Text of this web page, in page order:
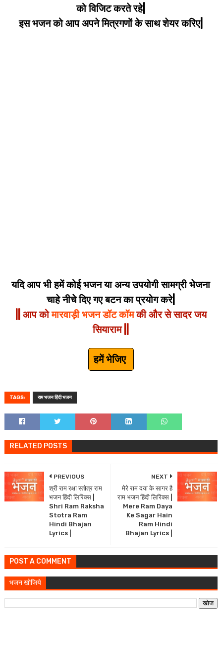
को विजिट करते रहे|
इस भजन को आप अपने मित्रगणों के साथ शेयर करिए|
यदि आप भी हमें कोई भजन या अन्य उपयोगी सामग्री भेजना
चाहे नीचे दिए गए बटन का प्रयोग करे|
|| आप कोमारवाड़ी भजन डॉट कॉमकी और से सादर जय
सियाराम ||
हमें भेजिए
TAGS: राम भजन हिंदी भजन
RELATED POSTS
NEXT
मेरे राम दया के सागर है
राम भजन हिंदी लिरिक्स |
Mere Ram Daya
Ke Sagar Hain
Ram Hindi
Bhajan Lyrics |
PREVIOUS
श्री राम रक्षा स्तोत्र राम
भजन हिंदी लिरिक्स |
Shri Ram Raksha
Stotra Ram
Hindi Bhajan
Lyrics |
POST A COMMENT
भजन खोजिये